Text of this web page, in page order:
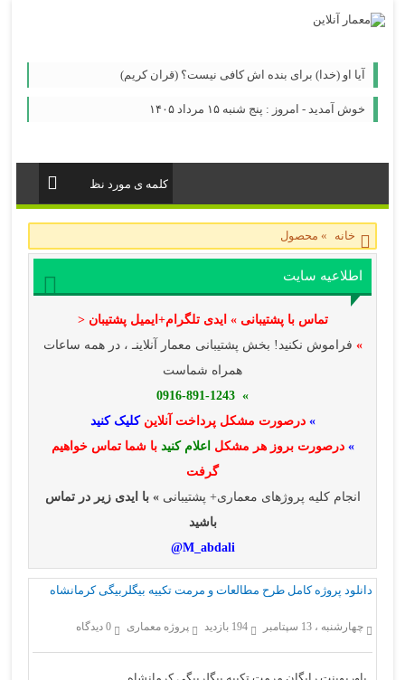
آیا او (خدا) برای بنده اش کافی نیست؟ (قران کریم)
خوش آمدید - امروز : پنج شنبه ۱۵ مرداد ۱۴۰۵
خانه » محصول
اطلاعیه سایت
تماس با پشتیبانی » ایدی تلگرام+ایمیل پشتیبان <
» فراموش نکنید! بخش پشتیبانی معمار آنلاینـ ، در همه ساعات
همراه شماست
» 0916-891-1243
» درصورت مشکل پرداخت آنلاینکلیک کنید
» درصورت بروز هر مشکل اعلام کنید با شما تماس خواهیم
گرفت
انجام کلیه پروژهای معماری+ پشتیبانی» با ایدی زیر در تماس
باشید
M_abdali@
دانلود پروژه کامل طرح مطالعات و مرمت تکییه بیگلربیگی کرمانشاه
چهارشنبه ، 13 سپتامبر 194 بازدید پروژه معماری 0 دیدگاه